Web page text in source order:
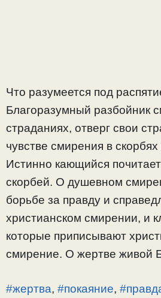
Что разумеется под
Благоразумный разбойник
страданиях, отверг свои
чувстве смирения в
Истинно кающийся
скорбей. О душевном
борьбе за правду и
христианском смирении, и
которые приписывают
смирение. О жертве живой
#жертва, #покаяние,